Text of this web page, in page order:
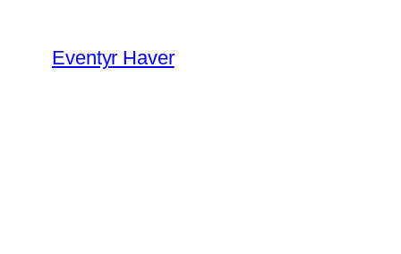
indhold
Eventyr Haver